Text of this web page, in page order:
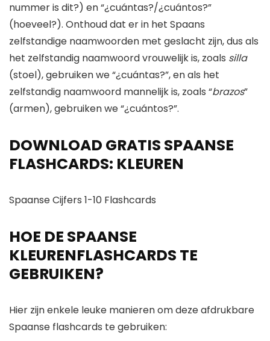
nummer is dit?) en “¿cuántas?/¿cuántos?”
(hoeveel?). Onthoud dat er in het Spaans
zelfstandige naamwoorden met geslacht zijn, dus als
het zelfstandig naamwoord vrouwelijk is, zoals silla
(stoel), gebruiken we “¿cuántas?”, en als het
zelfstandig naamwoord mannelijk is, zoals “brazos”
(armen), gebruiken we “¿cuántos?”.
DOWNLOAD GRATIS SPAANSE
FLASHCARDS: KLEUREN
Spaanse Cijfers 1-10 Flashcards
HOE DE SPAANSE
KLEURENFLASHCARDS TE
GEBRUIKEN?
Hier zijn enkele leuke manieren om deze afdrukbare
Spaanse flashcards te gebruiken: